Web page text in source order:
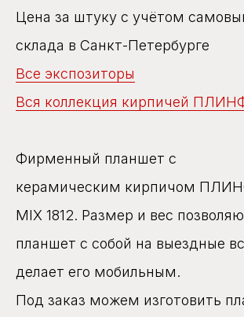
Цена за штуку с учётом
склада в Санкт-Петербурге
Все экспозиторы
Вся коллекция кирпичей
Фирменный планшет с
керамическим кирпичом
MIX 1812. Размер и вес
планшет с собой на выездные
делает его мобильным.
Под заказ можем изготовить